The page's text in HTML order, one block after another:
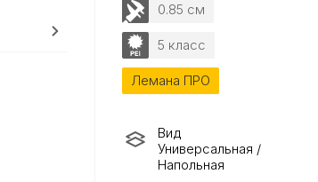
0.85 см
5 класс
Лемана ПРО
Вид
Универсальная /
Напольная